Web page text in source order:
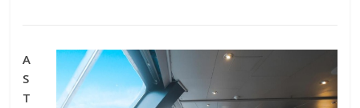
A
S
T